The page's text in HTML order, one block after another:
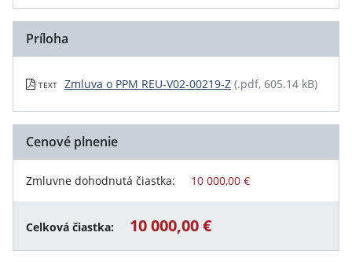
Príloha
TEXT Zmluva o PPM REU-V02-00219-Z (.pdf, 605.14 kB)
Cenové plnenie
Zmluvne dohodnutá čiastka: 10 000,00 €
Celková čiastka: 10 000,00 €